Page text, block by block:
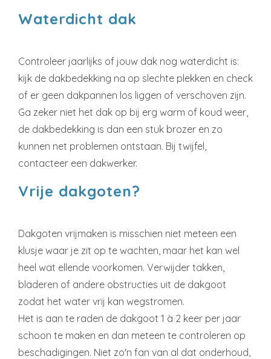
Waterdicht dak
Controleer jaarlijks of jouw dak nog waterdicht is:
kijk de dakbedekking na op slechte plekken en check
of er geen dakpannen los liggen of verschoven zijn.
Ga zeker niet het dak op bij erg warm of koud weer,
de dakbedekking is dan een stuk brozer en zo
kunnen net problemen ontstaan. Bij twijfel,
contacteer een dakwerker.
Vrije dakgoten?
Dakgoten vrijmaken is misschien niet meteen een
klusje waar je zit op te wachten, maar het kan wel
heel wat ellende voorkomen. Verwijder takken,
bladeren of andere obstructies uit de dakgoot
zodat het water vrij kan wegstromen.
Het is aan te raden de dakgoot 1 à 2 keer per jaar
schoon te maken en dan meteen te controleren op
beschadigingen. Niet zo'n fan van al dat onderhoud,